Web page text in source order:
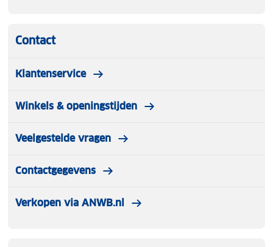
Contact
Klantenservice
Winkels & openingstijden
Veelgestelde vragen
Contactgegevens
Verkopen via ANWB.nl